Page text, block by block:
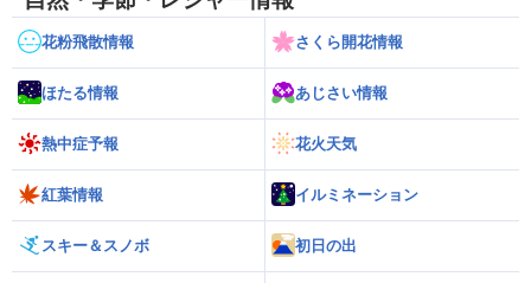
花粉飛散情報 さくら開花情報
ほたる情報 あじさい情報
熱中症予報 花火天気
紅葉情報 イルミネーション
スキー＆スノボ 初日の出